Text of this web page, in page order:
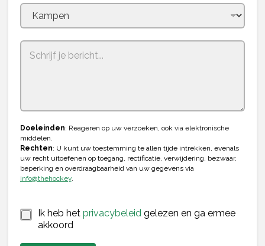
S
t
a
t
+
1
Doeleinden: Reageren op uw verzoeken, ook via elektronische
middelen.
Rechten: U kunt uw toestemming te allen tijde intrekken, evenals
uw recht uitoefenen op toegang, rectificatie, verwijdering, bezwaar,
beperking en overdraagbaarheid van uw gegevens via
info@thehockey.
*
*
e
* Ik heb het privacybeleidgelezen en ga ermee
akkoord